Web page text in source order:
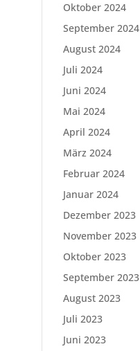
Oktober 2024
September 2024
August 2024
Juli 2024
Juni 2024
Mai 2024
April 2024
März 2024
Februar 2024
Januar 2024
Dezember 2023
November 2023
Oktober 2023
September 2023
August 2023
Juli 2023
Juni 2023